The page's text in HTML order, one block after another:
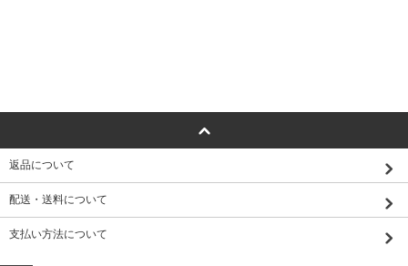
返品について
配送・送料について
支払い方法について